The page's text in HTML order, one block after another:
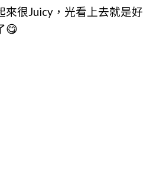
來很Juicy，光看上去就是好
😋